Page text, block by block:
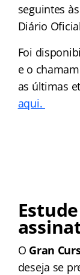
seguintes
Diário
Foi
e o
as últimas
aqui.
O Gran
deseja se